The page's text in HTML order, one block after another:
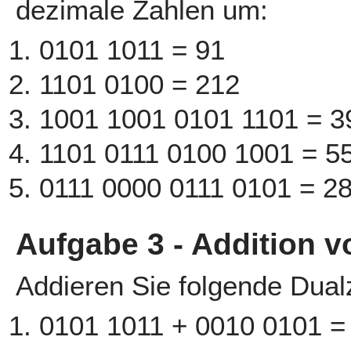
dezimale Zahlen um:
0101 1011 = 91
1101 0100 = 212
1001 1001 0101 1101 =
1101 0111 0100 1001 =
0111 0000 0111 0101 =
Aufgabe 3 - Addition
Addieren Sie folgende
0101 1011 + 0010 0101